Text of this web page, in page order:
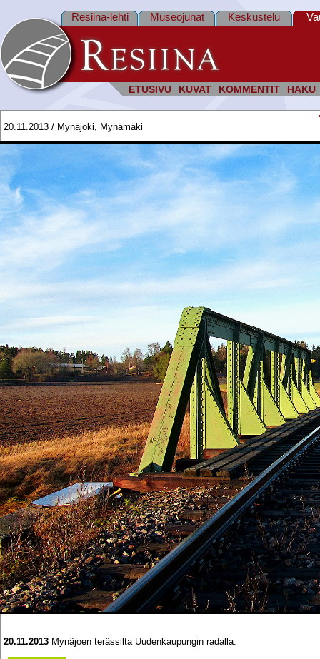
ETUSIVU KUVAT KOMMENTIT HAKU
Resiina-lehti Museojunat Keskustelu
20.11.2013 / Mynäjoki, Mynämäki
20.11.2013 Mynäjoen terässilta Uudenkaupungin radalla.